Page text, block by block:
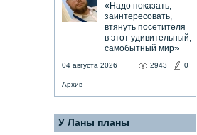
«Надо показать,
заинтересовать,
втянуть посетителя
в этот удивительный,
самобытный мир»
2943 0
04 августа 2026
Архив
У Ланы планы